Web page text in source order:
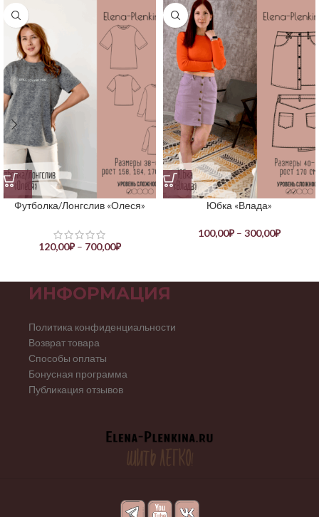
Футболка/Лонгслив «Олеся»
120,00₽ – 700,00₽
Юбка «Влада»
100,00₽ – 300,00₽
ИНФОРМАЦИЯ
Политика конфиденциальности
Возврат товара
Способы оплаты
Бонусная программа
Публикация отзывов